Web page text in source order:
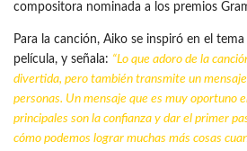
compositora nominada a los premios
Para la canción, Aiko se inspiró en el
película, y señala: “Lo que adoro de la
divertida, pero también transmite un
personas. Un mensaje que es muy oportuno
principales son la confianza y dar el primer
cómo podemos lograr muchas más cosas